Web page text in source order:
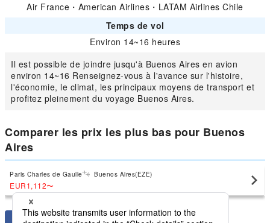
Air France ・ American Airlines ・ LATAM Airlines Chile
Temps de vol
Environ 14~16 heures
Il est possible de joindre jusqu'à Buenos Aires en avion
environ 14~16 Renseignez-vous à l'avance sur l'histoire,
l'économie, le climat, les principaux moyens de transport et
profitez pleinement du voyage Buenos Aires.
Comparer les prix les plus bas pour Buenos
Aires
Paris Charles de Gaulle Buenos Aires(EZE)
EUR1,112〜